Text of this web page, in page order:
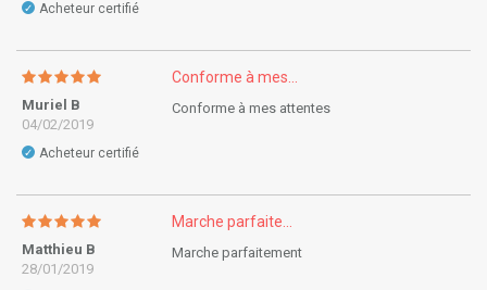
✓ Acheteur certifié
Muriel B
04/02/2019
✓ Acheteur certifié
Conforme à mes...
Conforme à mes attentes
Matthieu B
28/01/2019
Marche parfaite...
Marche parfaitement